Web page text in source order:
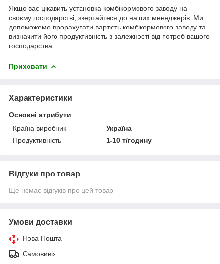
Якщо вас цікавить установка комбікормового заводу на
своєму господарстві, звертайтеся до наших менеджерів. Ми
допоможемо прорахувати вартість комбікормового заводу та
визначити його продуктивність в залежності від потреб вашого
господарства.
Приховати
Характеристики
Основні атрибути
Країна виробник
Україна
Продуктивність
1-10 т/годину
Відгуки про товар
Ще немає відгуків про цей товар
Умови доставки
Нова Пошта
Самовивіз